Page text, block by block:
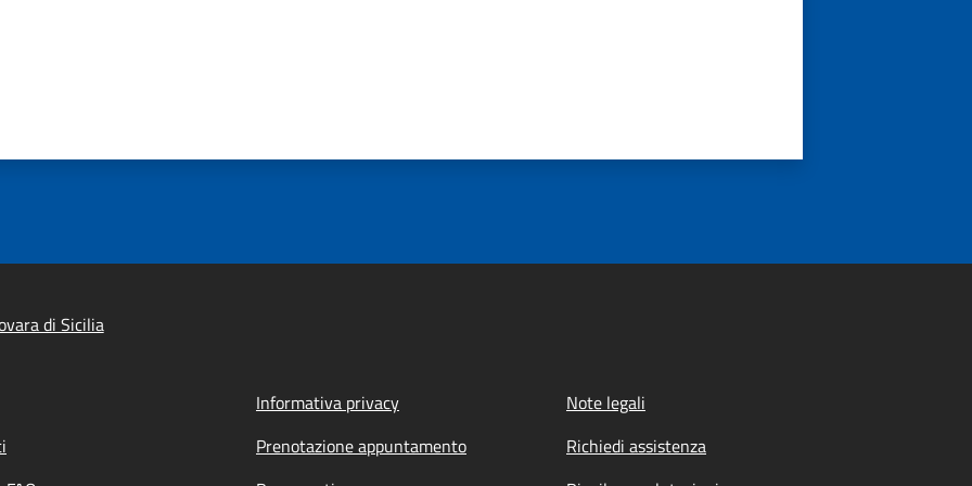
di Sicilia
Informativa privacy
Note legali
Prenotazione appuntamento
Richiedi assistenza